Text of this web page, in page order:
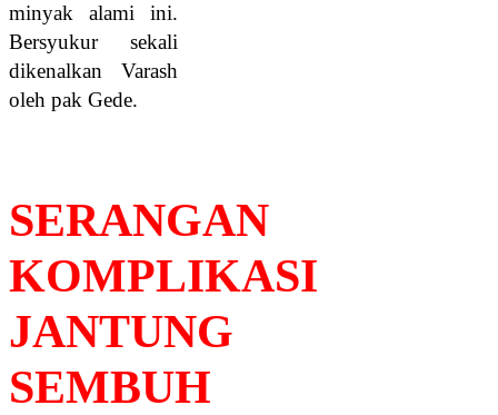
minyak alami ini.
Bersyukur sekali
dikenalkan Varash
oleh pak Gede.
SERANGAN
KOMPLIKASI
JANTUNG
SEMBUH